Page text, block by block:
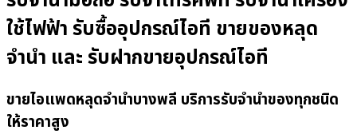
ใช้ไฟฟ้า รับซื้ออุปกรณ์ไอที ขายของหลุด
จำนำ และ รับฝากขายอุปกรณ์ไอที
ขายไอแพดหลุดจำนำบางพลี บริการรับจำนำของทุกชนิด
ให้ราคาสูง